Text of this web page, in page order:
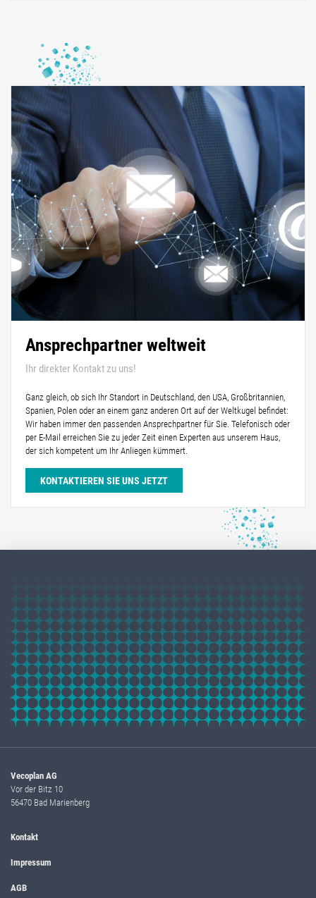
Ansprechpartner weltweit
Ihr direkter Kontakt zu uns!
Ganz gleich, ob sich Ihr Standort in Deutschland, den USA, Großbritannien,
Spanien, Polen oder an einem ganz anderen Ort auf der Weltkugel befindet:
Wir haben immer den passenden Ansprechpartner für Sie. Telefonisch oder
per E-Mail erreichen Sie zu jeder Zeit einen Experten aus unserem Haus,
der sich kompetent um Ihr Anliegen kümmert.
KONTAKTIEREN SIE UNS JETZT
Vecoplan AG
Vor der Bitz 10
56470 Bad Marienberg
Kontakt
Impressum
AGB